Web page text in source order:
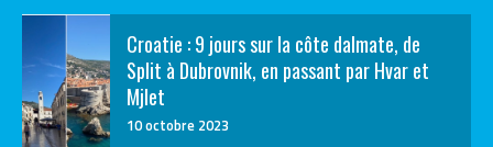
Croatie : 9 jours sur la côte dalmate, de
Split à Dubrovnik, en passant par Hvar et
Mjlet
10 octobre 2023